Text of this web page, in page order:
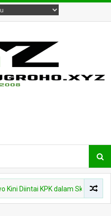
KPK dalam Skandal Dana CSR